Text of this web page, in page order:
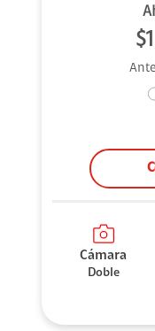
Cámara
Doble